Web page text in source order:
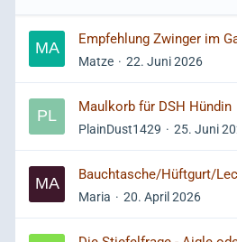
Empfehlung Zwinger im
Matze 22. Juni 2026
Maulkorb für DSH Hündin
PlainDust1429 25. Juni
Bauchtasche/Hüftgurt/
Maria 20. April 2026